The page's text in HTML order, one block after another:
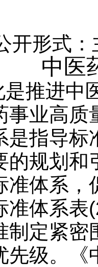
形式：
中医
进中医
事业高质
是指导标
的规划和
准体系
准体系
制定紧密
先级。